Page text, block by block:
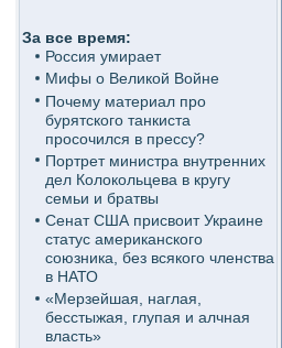
За все время:
Россия умирает
Мифы о Великой Войне
Почему материал про
бурятского танкиста
просочился в прессу?
Портрет министра внутренних
дел Колокольцева в кругу
семьи и братвы
Сенат США присвоит Украине
статус американского
союзника, без всякого членства
в НАТО
«Мерзейшая, наглая,
бесстыжая, глупая и алчная
власть»